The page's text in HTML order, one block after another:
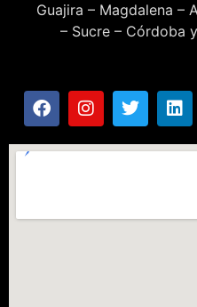
Guajira – Magdalena –
– Sucre – Córdoba